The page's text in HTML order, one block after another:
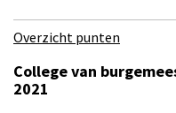
Overzicht punten
College van
2021